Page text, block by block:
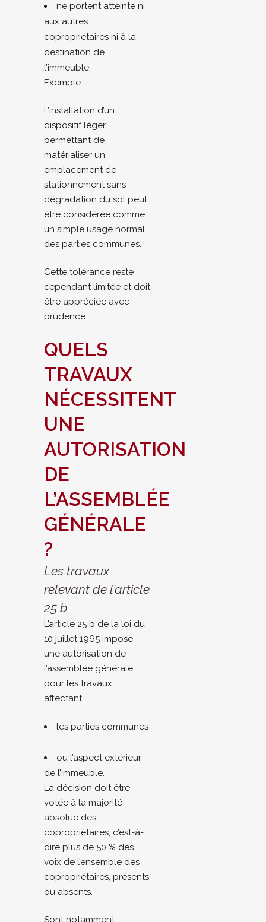
ne portent atteinte ni
aux autres
copropriétaires ni à la
destination de
l’immeuble.
Exemple :
L’installation d’un
dispositif léger
permettant de
matérialiser un
emplacement de
stationnement sans
dégradation du sol peut
être considérée comme
un simple usage normal
des parties communes.
Cette tolérance reste
cependant limitée et doit
être appréciée avec
prudence.
QUELS
TRAVAUX
NÉCESSITENT
UNE
AUTORISATION
DE
L’ASSEMBLÉE
GÉNÉRALE
?
Les travaux
relevant de l’article
25 b
L’article 25 b de la loi du
10 juillet 1965 impose
une autorisation de
l’assemblée générale
pour les travaux
affectant :
les parties communes
;
ou l’aspect extérieur
de l’immeuble.
La décision doit être
votée à la majorité
absolue des
copropriétaires, c’est-à-
dire plus de 50 % des
voix de l’ensemble des
copropriétaires, présents
ou absents.
Sont notamment